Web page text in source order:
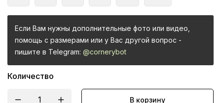
Если Вам нужны дополнительные фото или видео,
помощь с размерами или у Вас другой вопрос -
пишите в Telegram: @cornerybot
Количество
В корзину